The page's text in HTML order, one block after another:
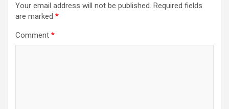
Your email address will not be published. Required fields
are marked *
Comment *